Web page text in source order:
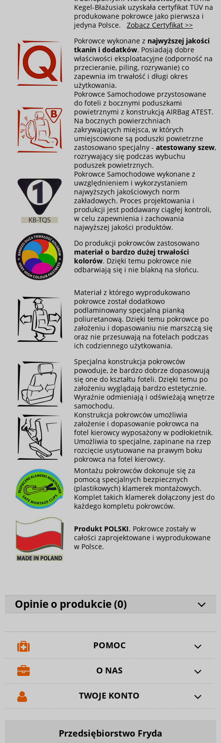
Kegel-Błażusiak uzyskała certyfikat TÜV na
produkowane pokrowce jako pierwsza i
jedyna Polsce. Zobacz Certyfikat >>
Pokrowce wykonane z najwyższej jakości
tkanin i dodatków. Posiadają dobre
właściwości eksploatacyjne (odporność na
przecieranie, piling, rozrywanie) co
zapewnia im trwałość i długi okres
użytkowania.
Pokrowce Samochodowe przystosowane
do foteli z bocznymi poduszkami
powietrznymi z konstrukcją AIRBag ATEST.
Na bocznych powierzchniach
zakrywających miejsca, w których
umiejscowione są poduszki powietrzne
zastosowano specjalny - atestowany szew,
rozrywający się podczas wybuchu
poduszek powietrznych.
Pokrowce Samochodowe wykonane z
uwzględnieniem i wykorzystaniem
najwyższych jakościowych norm
zakładowych. Proces projektowania i
produkcji jest poddawany ciągłej kontroli,
w celu zapewnienia i zachowania
najwyższej jakości produktów.
Do produkcji pokrowców zastosowano
materiał o bardzo dużej trwałości
kolorów. Dzięki temu pokrowce nie
odbarwiają się i nie blakną na słońcu.
Materiał z którego wyprodukowano
pokrowce został dodatkowo
podlaminowany specjalną pianką
poliuretanową. Dzięki temu pokrowce po
założeniu i dopasowaniu nie marszczą się
oraz nie przesuwają na fotelach podczas
ich codziennego użytkowania.
Specjalna konstrukcja pokrowców
powoduje, że bardzo dobrze dopasowują
się one do kształtu foteli. Dzięki temu po
założeniu wyglądają bardzo estetycznie.
Wyraźnie odmieniają i odświeżają wnętrze
samochodu.
Konstrukcja pokrowców umożliwia
założenie i dopasowanie pokrowca na
fotel kierowcy wyposażony w podłokietnik.
Umożliwia to specjalne, zapinane na rzep
rozcięcie usytuowane na prawym boku
pokrowca na fotel kierowcy.
Montażu pokrowców dokonuje się za
pomocą specjalnych bezpiecznych
(plastikowych) klamerek montażowych.
Komplet takich klamerek dołączony jest do
każdego kompletu pokrowców.
Produkt POLSKI. Pokrowce zostały w
całości zaprojektowane i wyprodukowane
w Polsce.
Opinie o produkcie (0)
POMOC
O NAS
TWOJE KONTO
Przedsiębiorstwo Fryda